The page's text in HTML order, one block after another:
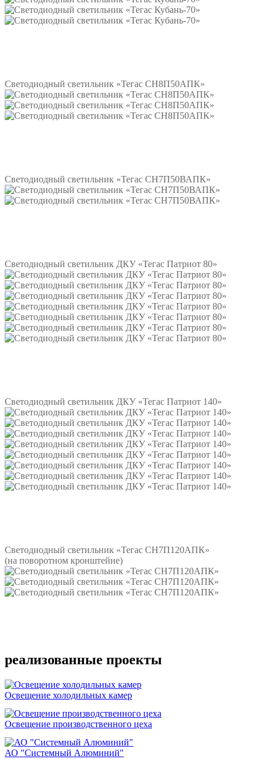
Светодиодный светильник «Тегас СН8П50АПК»
Светодиодный светильник «Тегас СН7П50ВАПК»
Светодиодный светильник ДКУ «Тегас Патриот 80»
Светодиодный светильник ДКУ «Тегас Патриот 140»
Светодиодный светильник «Тегас СН7П120АПК»
(на поворотном кронштейне)
реализованные проекты
Освещение холодильных камер
Освещение производственного цеха
АО "Системный Алюминий"